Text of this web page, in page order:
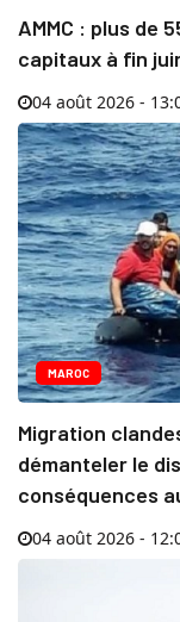
AMMC : plus de
capitaux à fin
04 août 2026 -
MAROC
Migration
démanteler le
conséquences
04 août 2026 -